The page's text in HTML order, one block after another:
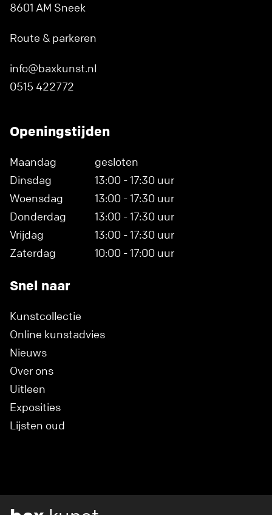
8601 AM Sneek
Route & parkeren
info@baxkunst.nl
0515 422772
Openingstijden
Maandag
gesloten
Dinsdag
13:00 - 17:30 uur
Woensdag
13:00 - 17:30 uur
Donderdag
13:00 - 17:30 uur
Vrijdag
13:00 - 17:30 uur
Zaterdag
10:00 - 17:00 uur
Snel naar
Kunstcollectie
Online kunstadvies
Nieuws
Over ons
Uitleen
Exposities
Lijsten oud